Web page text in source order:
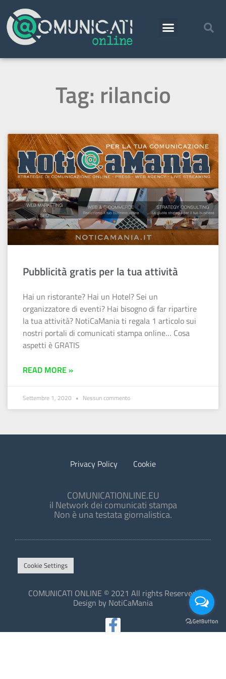
Tag: rilancio
Pubblicità gratis per la tua attività
Hai un ristorante? Hai un Hotel? Sei un
organizzatore di eventi? Hai bisogno di far ripartire
la tua attività? NotiCaMania ti regala 1 articolo sui
nostri portali di comunicati stampa online… Cosa
aspetti è GRATIS
READ MORE »
Settembre 1, 2020 Nessun commento
Privacy Policy Cookie
COMUNICATIONLINE.EU
il Network dei comunicati stampa
Non è una testata giornalistica.
Cookie Settings
COMUNICATI ONLINE © 2021 All rights Reserved.
Design by NotiCaMania